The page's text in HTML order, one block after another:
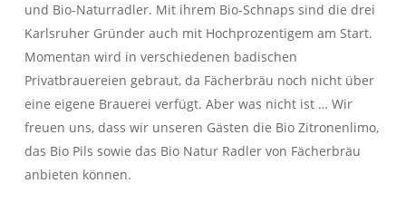
und Bio-Naturradler. Mit ihrem Bio-Schnaps sind die drei
Karlsruher Gründer auch mit Hochprozentigem am Start.
Momentan wird in verschiedenen badischen
Privatbrauereien gebraut, da Fächerbräu noch nicht über
eine eigene Brauerei verfügt. Aber was nicht ist … Wir
freuen uns, dass wir unseren Gästen die Bio Zitronenlimo,
das Bio Pils sowie das Bio Natur Radler von Fächerbräu
anbieten können.